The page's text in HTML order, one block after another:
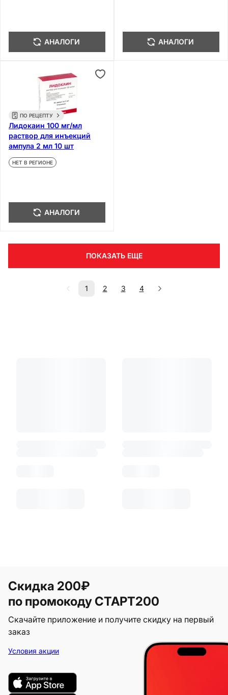
АНАЛОГИ АНАЛОГИ
ПО РЕЦЕПТУ
Лидокаин 100 мг/мл
раствор для инъекций
ампула 2 мл 10 шт
НЕТ В РЕГИОНЕ
АНАЛОГИ
ПОКАЗАТЬ ЕЩЕ
1 2 3 4
Скидка 200₽
по промокоду СТАРТ200
Скачайте приложение и получите скидку на первый
заказ
Условия акции